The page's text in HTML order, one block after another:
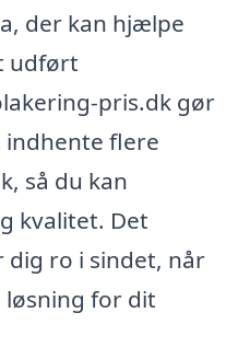
der kan hjælpe
udført
pris.dk gør
flere
så du kan
kvalitet. Det
dig ro i sindet, når
for dit